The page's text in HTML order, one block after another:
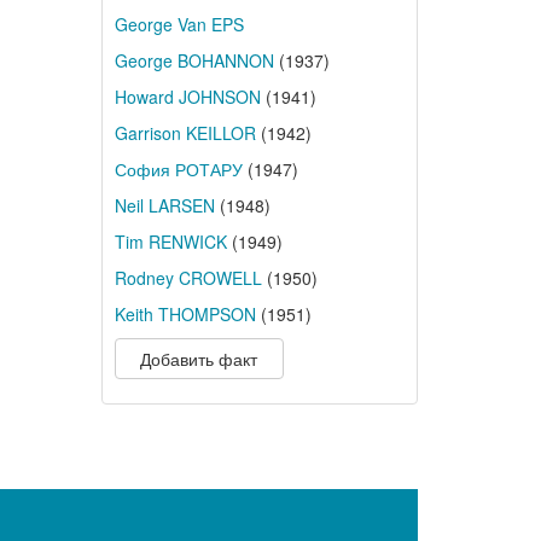
George Van EPS
George BOHANNON (1937)
Howard JOHNSON (1941)
Garrison KEILLOR(1942)
София РОТАРУ(1947)
Neil LARSEN (1948)
Tim RENWICK(1949)
Rodney CROWELL(1950)
Keith THOMPSON (1951)
Добавить факт